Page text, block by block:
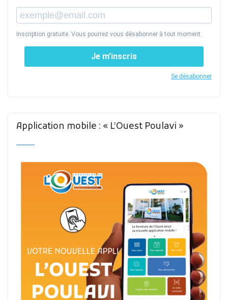
Inscription gratuite. Vous pourrez vous désabonner à tout moment.
Je m’inscris
Se désabonner
Application mobile : « L’Ouest Poulavi »